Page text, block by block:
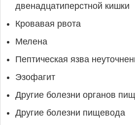
двенадцатиперстной кишки
Кровавая рвота
Мелена
Пептическая язва
Эзофагит
Другие болезни органов
Другие болезни пищевода